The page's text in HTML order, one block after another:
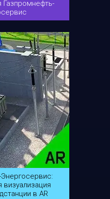
Газпромнефть-
визуализация
в AR